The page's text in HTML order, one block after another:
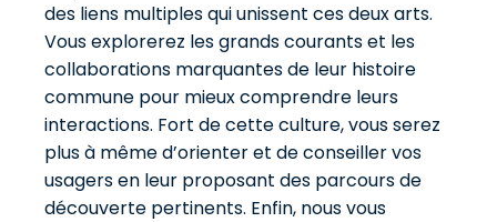
des liens multiples qui unissent ces deux arts.
Vous explorerez les grands courants et les
collaborations marquantes de leur histoire
commune pour mieux comprendre leurs
interactions. Fort de cette culture, vous serez
plus à même d’orienter et de conseiller vos
usagers en leur proposant des parcours de
découverte pertinents. Enfin, nous vous